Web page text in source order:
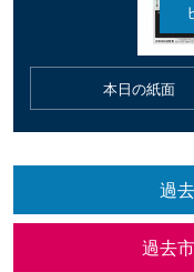
本日の紙面
過
過去